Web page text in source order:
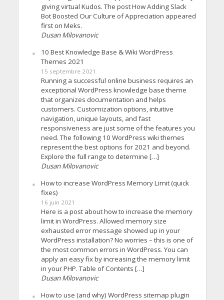
giving virtual Kudos. The post How Adding Slack
Bot Boosted Our Culture of Appreciation appeared
first on Meks.
Dusan Milovanovic
10 Best Knowledge Base & Wiki WordPress
Themes 2021
15 septembre 2021
Running a successful online business requires an
exceptional WordPress knowledge base theme
that organizes documentation and helps
customers. Customization options, intuitive
navigation, unique layouts, and fast
responsiveness are just some of the features you
need. The following 10 WordPress wiki themes
represent the best options for 2021 and beyond.
Explore the full range to determine […]
Dusan Milovanovic
How to increase WordPress Memory Limit (quick
fixes)
16 juin 2021
Here is a post about how to increase the memory
limit in WordPress. Allowed memory size
exhausted error message showed up in your
WordPress installation? No worries – this is one of
the most common errors in WordPress. You can
apply an easy fix by increasing the memory limit
in your PHP. Table of Contents […]
Dusan Milovanovic
How to use (and why) WordPress sitemap plugin